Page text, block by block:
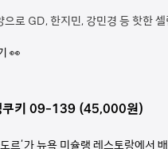
로 GD, 한지민, 강민경 등 핫한
👀
쿠키 09-139 (45,000원)
르’가 뉴욕 미슐랭 레스토랑에서